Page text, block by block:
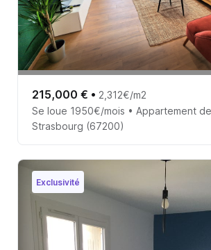
215,000 € • 2,312€/m2
Se loue 1950€/mois • Appartement
Strasbourg (67200)
Exclusivité